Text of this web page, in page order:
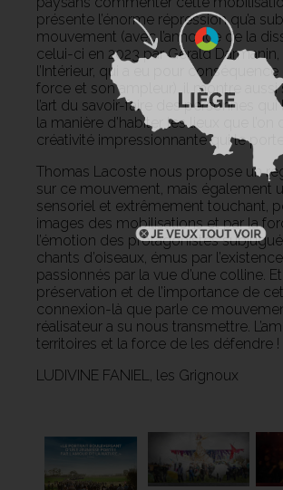
présente l’énorme répression qu’a
mouvement (avec l’annonce de la
celui-ci en 2023 par Gérald
l’Intérieur, qui a eu pour conséquence
force et son ampleur), il montre aussi
l’art du savoir-faire des personnes qui
la manière d’habiter les lieux que l’on
créativité impressionnante qui le porte.
Thomas Lacoste nous propose un
sur ce mouvement, mais également
sensoriel et extrêmement touchant,
images des mobilisations et par la
l’émotion des protagonistes
chants d’oiseaux, émus par
passionnés par la vue d’une colline. Et
préservation et de l’importance de
connexion-là que parle ce
réalisateur a su nous transmettre.
territoires et la force de les défendre !
LUDIVINE FANIEL, les Grignoux